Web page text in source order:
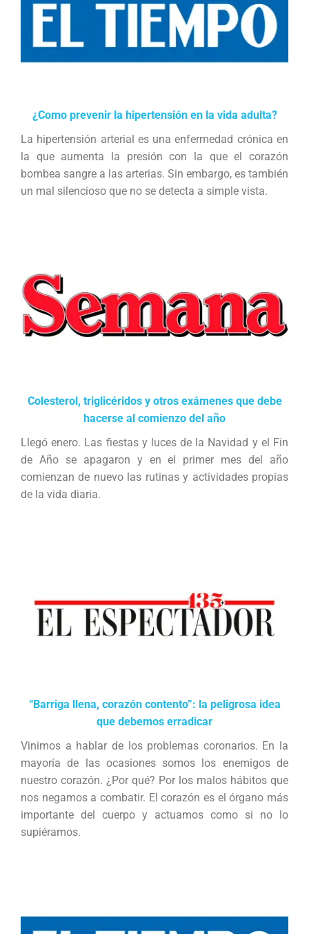
¿Como prevenir la hipertensión en la vida adulta?
La hipertensión arterial es una enfermedad crónica en
la que aumenta la presión con la que el corazón
bombea sangre a las arterias. Sin embargo, es también
un mal silencioso que no se detecta a simple vista.
Colesterol, triglicéridos y otros exámenes que debe
hacerse al comienzo del año
Llegó enero. Las fiestas y luces de la Navidad y el Fin
de Año se apagaron y en el primer mes del año
comienzan de nuevo las rutinas y actividades propias
de la vida diaria.
“Barriga llena, corazón contento”: la peligrosa idea
que debemos erradicar
Vinimos a hablar de los problemas coronarios. En la
mayoría de las ocasiones somos los enemigos de
nuestro corazón. ¿Por qué? Por los malos hábitos que
nos negamos a combatir. El corazón es el órgano más
importante del cuerpo y actuamos como si no lo
supiéramos.